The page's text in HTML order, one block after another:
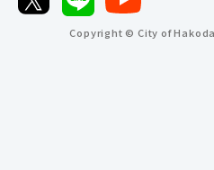
Copyright © City of